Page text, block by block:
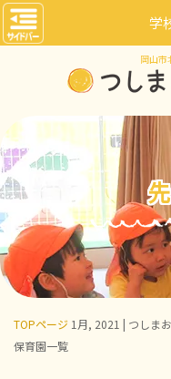
岡山市
学
TOPページ 1月, 2021 | つしま
保育園一覧